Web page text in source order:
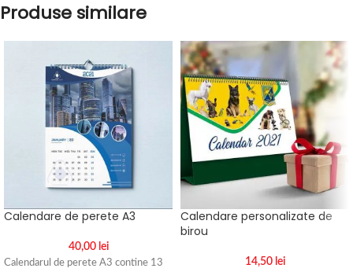
Produse similare
Calendare de perete A3
40,00 lei
Calendarul de perete A3 contine 13
Calendare personalizate de
birou
14,50 lei